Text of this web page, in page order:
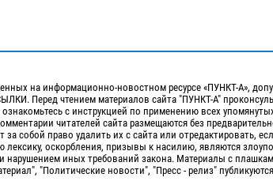
на информационно-новостном ресурсе «ПУНКТ-А»,
Перед чтением материалов сайта "ПУНКТ-А"
с инструкцией по применению всех
читателей сайта размещаются без
за собой право удалить их с сайта или отредактировать,
оскорбления, призывы к насилию, являются
иных требований закона. Материалы с
"Политические новости", "Пресс - релиз"